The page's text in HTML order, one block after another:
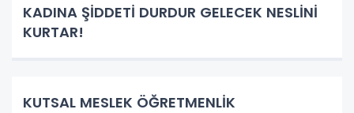
KADINA ŞİDDETİ DURDUR GELECEK NESLİNİ
KURTAR!
KUTSAL MESLEK ÖĞRETMENLİK